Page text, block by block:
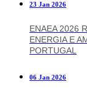
23 Jan 2026
ENAEA 2026
ENERGIA E
PORTUGAL
06 Jan 2026